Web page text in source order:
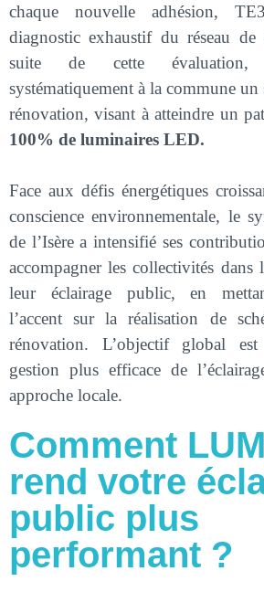
chaque nouvelle adhésion,
diagnostic exhaustif du réseau
suite de cette évaluation,
systématiquement à la commune un
rénovation, visant à atteindre un
100% de luminaires LED.
Face aux défis énergétiques
conscience environnementale, le
de l’Isère a intensifié ses
accompagner les collectivités dans
leur éclairage public, en
l’accent sur la réalisation de
rénovation. L’objectif global
gestion plus efficace de
approche locale.
Comment
rend votre
public plus
performant ?